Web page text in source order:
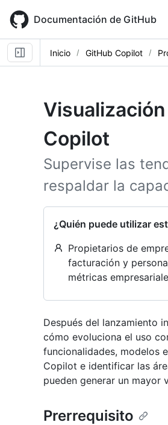
main
content
Documentación de GitHub
Inicio GitHub Copilot
Copilot
Supervise las
respaldar la
¿Quién puede utilizar
Propietarios de
facturación y
métricas
Después del lanzamiento
cómo evoluciona el uso
funcionalidades, modelos
Copilot e identificar las
pueden generar un mayor
Prerrequisito